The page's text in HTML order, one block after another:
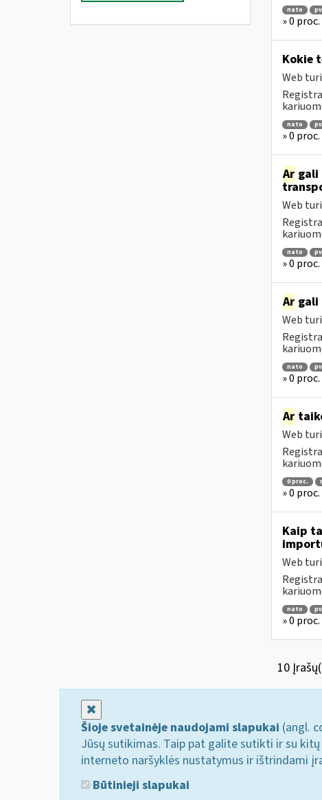
nato
» 0
Kokie
Web
nato
» 0
Argali
Web
nato
» 0
Argali
Web
nato
» 0
Ar
Web
0 proc.
» 0
Kaip
Web
nato
» 0
10
Šioje svetainėje naudojami slapukai (angl.
Jūsų sutikimas. Taip pat galite sutikti ir su
interneto naršyklės nustatymus ir ištrindami
Būtinieji slapukai